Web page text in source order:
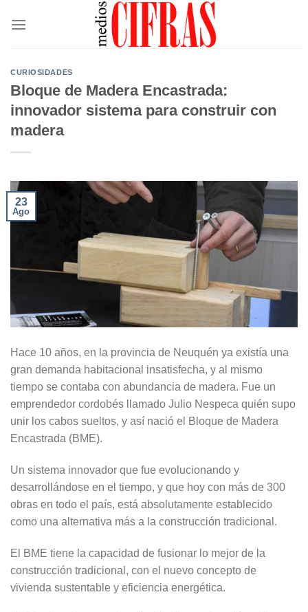
CURIOSIDADES
Bloque de Madera Encastrada:
innovador sistema para construir con
madera
23
Ago
Hace 10 años, en la provincia de Neuquén ya existía una
gran demanda habitacional insatisfecha, y al mismo
tiempo se contaba con abundancia de madera. Fue un
emprendedor cordobés llamado Julio Nespeca quién supo
unir los cabos sueltos, y así nació el Bloque de Madera
Encastrada (BME).
Un sistema innovador que fue evolucionando y
desarrollándose en el tiempo, y que hoy con más de 300
obras en todo el país, está absolutamente establecido
como una alternativa más a la construcción tradicional.
El BME tiene la capacidad de fusionar lo mejor de la
construcción tradicional, con el nuevo concepto de
vivienda sustentable y eficiencia energética.